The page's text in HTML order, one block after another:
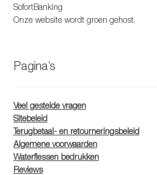
SofortBanking
Onze website wordt groen gehost.
Pagina’s
Veel gestelde vragen
Sitebeleid
Terugbetaal- en retourneringsbeleid
Algemene voorwaarden
Waterflessen bedrukken
Reviews